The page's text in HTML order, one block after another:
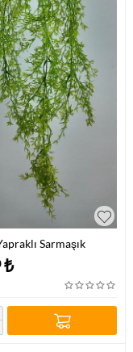
Sarmaşık
₺